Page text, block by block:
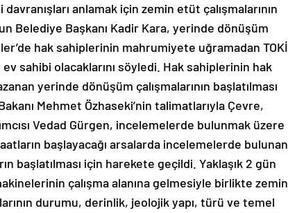
anlamak için zemin etüt çalışmalarının
Belediye Başkanı Kadir Kara, yerinde dönüşüm
hak sahiplerinin mahrumiyete uğramadan TOKİ
sahibi olacaklarını söyledi. Hak sahiplerinin hak
yerinde dönüşüm çalışmalarının başlatılması
Mehmet Özhaseki’nin talimatlarıyla Çevre,
Vedad Gürgen, incelemelerde bulunmak üzere
başlayacağı arsalarda incelemelerde bulunan
başlatılması için harekete geçildi. Yaklaşık 2 gün
çalışma alanına gelmesiyle birlikte zemin
durumu, derinlik, jeolojik yapı, türü ve temel